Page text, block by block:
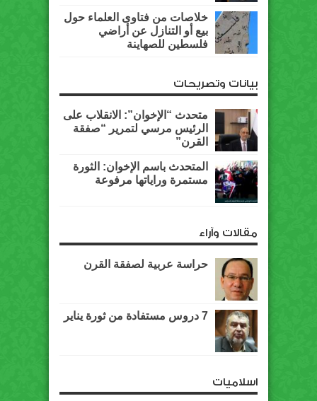
خلاصات من فتاوى العلماء حول
بيع أو التنازل عن أراضي
فلسطين للصهاينة
بيانات وتصريحات
متحدث “الإخوان”: الانقلاب على
الرئيس مرسي لتمرير “صفقة
القرن”
المتحدث باسم الإخوان: الثورة
مستمرة وراياتها مرفوعة
مقالات وآراء
حراسة عربية لصفقة القرن
7 دروس مستفادة من ثورة يناير
اسلاميات